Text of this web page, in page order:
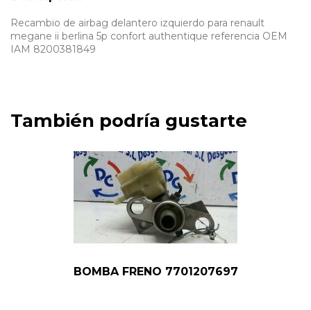
Recambio de airbag delantero izquierdo para renault
megane ii berlina 5p confort authentique referencia OEM
IAM 8200381849
También podría gustarte
BOMBA FRENO 7701207697